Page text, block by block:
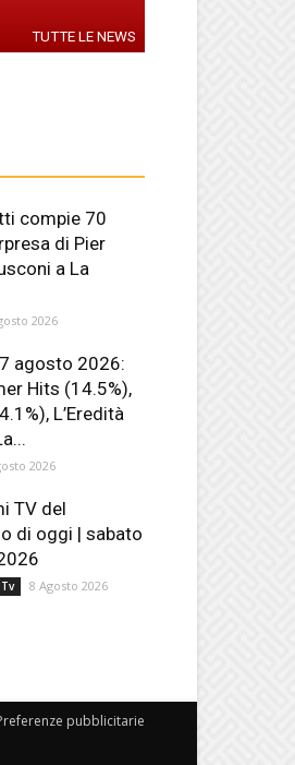
TUTTE LE NEWS
compie 70
di Pier
a La
2026
agosto 2026:
Hits (14.5%),
L’Eredità
2026
TV del
di oggi | sabato
8 Agosto 2026
pubblicitarie